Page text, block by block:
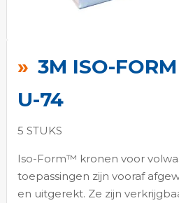
3M ISO-
U-74
5 STUKS
Iso-Form™ kronen voor
toepassingen zijn vooraf
en uitgerekt. Ze zijn
het
begin
van
de
gallerij